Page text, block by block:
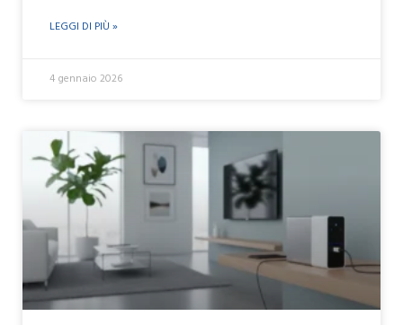
LEGGI DI PIÙ »
4 gennaio 2026